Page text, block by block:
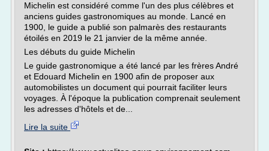
Michelin est considéré comme l'un des plus célèbres et
anciens guides gastronomiques au monde. Lancé en
1900, le guide a publié son palmarès des restaurants
étoilés en 2019 le 21 janvier de la même année.
Les débuts du guide Michelin
Le guide gastronomique a été lancé par les frères André
et Edouard Michelin en 1900 afin de proposer aux
automobilistes un document qui pourrait faciliter leurs
voyages. À l'époque la publication comprenait seulement
les adresses d'hôtels et de...
Lire la suite